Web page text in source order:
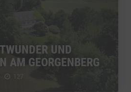
UND
AM GEORGENBERG